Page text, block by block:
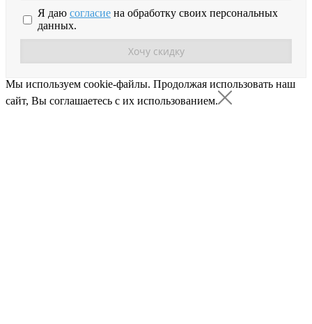
Я даю согласие на обработку своих персональных
данных.
Мы используем cookie-файлы. Продолжая использовать наш
сайт, Вы соглашаетесь с их использованием.